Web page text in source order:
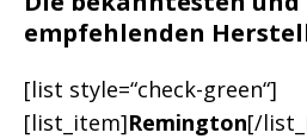
empfehlenden
[list style=“check-green“]
[list_item]Remington[/